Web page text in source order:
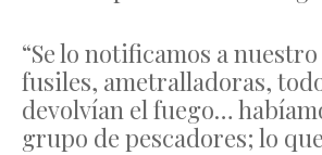
“Se lo notificamos a
fusiles, ametralladoras,
devolvían el fuego…
grupo de pescadores; lo